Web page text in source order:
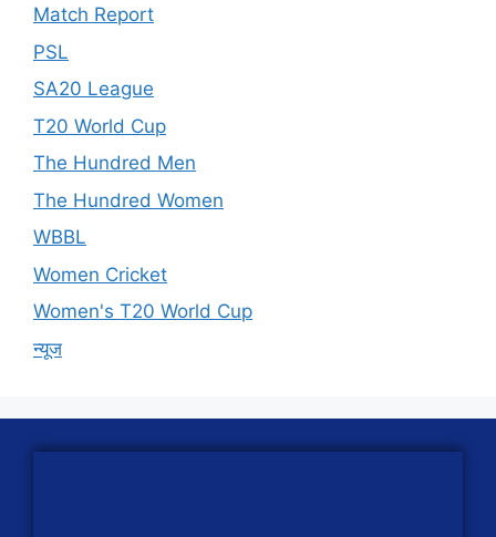
Match Report
PSL
SA20 League
T20 World Cup
The Hundred Men
The Hundred Women
WBBL
Women Cricket
Women's T20 World Cup
न्यूज